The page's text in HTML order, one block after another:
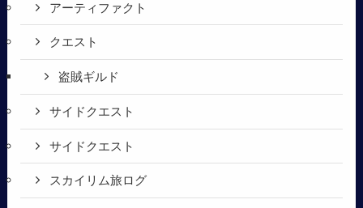
アーティファクト
クエスト
盗賊ギルド
サイドクエスト
サイドクエスト
スカイリム旅ログ